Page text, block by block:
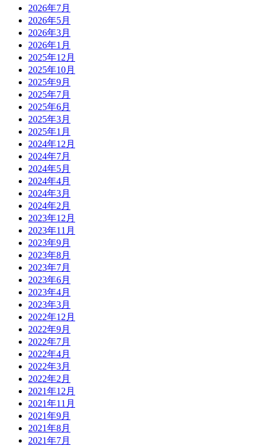
2026年7月
2026年5月
2026年3月
2026年1月
2025年12月
2025年10月
2025年9月
2025年7月
2025年6月
2025年3月
2025年1月
2024年12月
2024年7月
2024年5月
2024年4月
2024年3月
2024年2月
2023年12月
2023年11月
2023年9月
2023年8月
2023年7月
2023年6月
2023年4月
2023年3月
2022年12月
2022年9月
2022年7月
2022年4月
2022年3月
2022年2月
2021年12月
2021年11月
2021年9月
2021年8月
2021年7月